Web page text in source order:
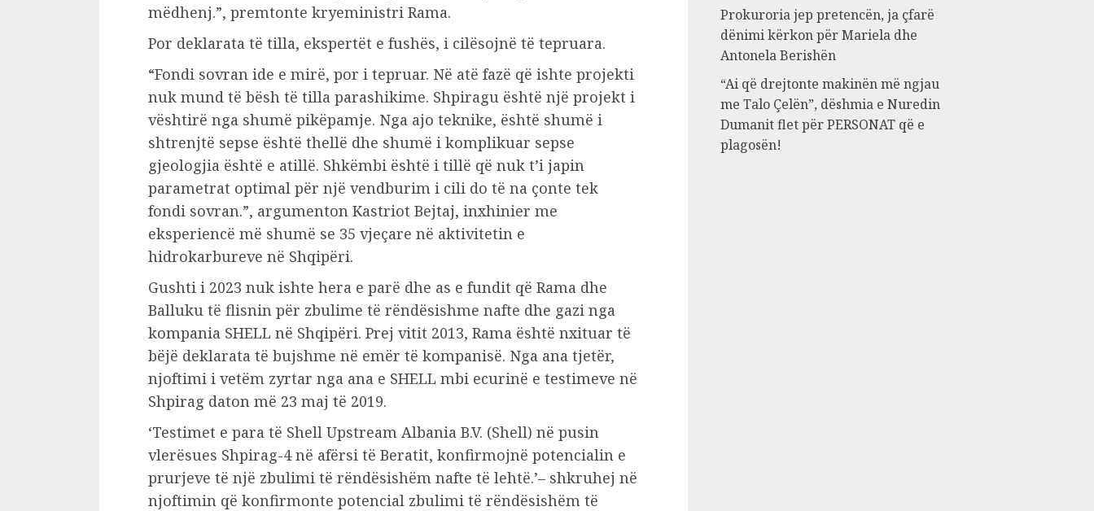
mëdhenj.”, premtonte kryeministri Rama.
Por deklarata të tilla, ekspertët e fushës, i cilësojnë të tepruara.
“Fondi sovran ide e mirë, por i tepruar. Në atë fazë që ishte projekti
nuk mund të bësh të tilla parashikime. Shpiragu është një projekt i
vështirë nga shumë pikëpamje. Nga ajo teknike, është shumë i
shtrenjtë sepse është thellë dhe shumë i komplikuar sepse
gjeologjia është e atillë. Shkëmbi është i tillë që nuk t’i japin
parametrat optimal për një vendburim i cili do të na çonte tek
fondi sovran.”, argumenton Kastriot Bejtaj, inxhinier me
eksperiencë më shumë se 35 vjeçare në aktivitetin e
hidrokarbureve në Shqipëri.
Gushti i 2023 nuk ishte hera e parë dhe as e fundit që Rama dhe
Balluku të flisnin për zbulime të rëndësishme nafte dhe gazi nga
kompania SHELL në Shqipëri. Prej vitit 2013, Rama është nxituar të
bëjë deklarata të bujshme në emër të kompanisë. Nga ana tjetër,
njoftimi i vetëm zyrtar nga ana e SHELL mbi ecurinë e testimeve në
Shpirag daton më 23 maj të 2019.
‘Testimet e para të Shell Upstream Albania B.V. (Shell) në pusin
vlerësues Shpirag-4 në afërsi të Beratit, konfirmojnë potencialin e
prurjeve të një zbulimi të rëndësishëm nafte të lehtë.’– shkruhej në
njoftimin që konfirmonte potencial zbulimi të rëndësishëm të
Prokuroria jep pretencën, ja çfarë
dënimi kërkon për Mariela dhe
Antonela Berishën
“Ai që drejtonte makinën më ngjau
me Talo Çelën”, dëshmia e Nuredin
Dumanit flet për PERSONAT që e
plagosën!